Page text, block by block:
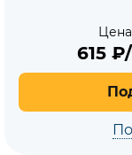
615₽/